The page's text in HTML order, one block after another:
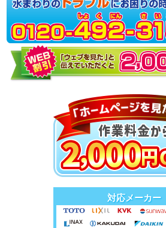
対応メーカー